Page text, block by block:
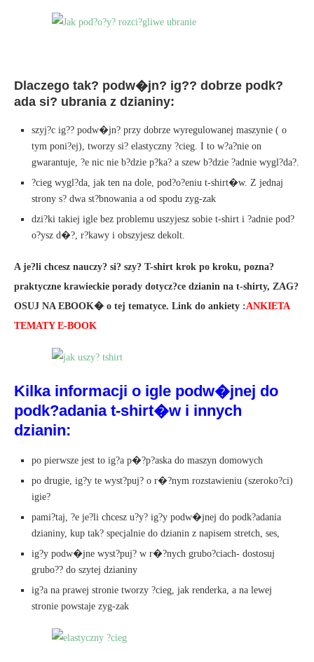
Dlaczego tak? podw�jn? ig?? dobrze podk?
ada si? ubrania z dzianiny:
szyj?c ig?? podw�jn? przy dobrze wyregulowanej maszynie ( o
tym poni?ej), tworzy si? elastyczny ?cieg. I to w?a?nie on
gwarantuje, ?e nic nie b?dzie p?ka? a szew b?dzie ?adnie wygl?da?.
?cieg wygl?da, jak ten na dole, pod?o?eniu t-shirt�w. Z jednaj
strony s? dwa st?bnowania a od spodu zyg-zak
dzi?ki takiej igle bez problemu uszyjesz sobie t-shirt i ?adnie pod?
o?ysz d�?, r?kawy i obszyjesz dekolt.
A je?li chcesz nauczy? si? szy? T-shirt krok po kroku, pozna?
praktyczne krawieckie porady dotycz?ce dzianin na t-shirty, ZAG?
OSUJ NA EBOOK� o tej tematyce. Link do ankiety :ANKIETA
TEMATY E-BOOK
Kilka informacji o igle podw�jnej do
podk?adania t-shirt�w i innych
dzianin:
po pierwsze jest to ig?a p�?p?aska do maszyn domowych
po drugie, ig?y te wyst?puj? o r�?nym rozstawieniu (szeroko?ci)
igie?
pami?taj, ?e je?li chcesz u?y? ig?y podw�jnej do podk?adania
dzianiny, kup tak? specjalnie do dzianin z napisem stretch, ses,
ig?y podw�jne wyst?puj? w r�?nych grubo?ciach- dostosuj
grubo?? do szytej dzianiny
ig?a na prawej stronie tworzy ?cieg, jak renderka, a na lewej
stronie powstaje zyg-zak